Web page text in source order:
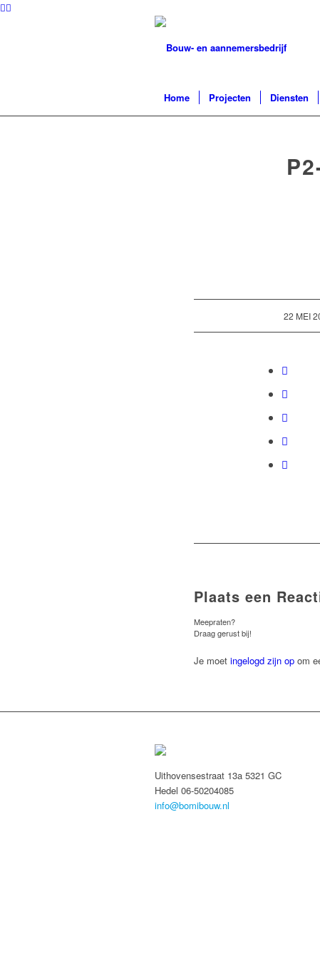
Home Projecten Diensten
22 MEI
/
Plaats een
Meepraten?
Draag gerust bij!
Je moet ingelogd zijn op om
Uithovensestraat 13a 5321 GC
Hedel 06-50204085
info@bomibouw.nl